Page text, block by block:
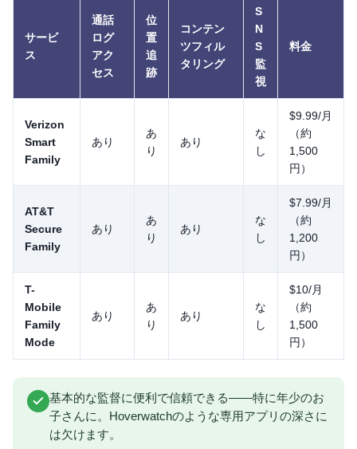
サービ
ス
通話
ログ
アク
セス
位
置
追
跡
コンテン
ツフィル
タリング
S
N
S
監
視
料金
Verizon
Smart
Family
あり
あ
り
あり
な
し
$9.99/月
（約
1,500
円）
AT&T
Secure
Family
あり
あ
り
あり
な
し
$7.99/月
（約
1,200
円）
T-
Mobile
Family
Mode
あり
あ
り
あり
な
し
$10/月
（約
1,500
円）
基本的な監督に便利で信頼できる——特に年少のお
子さんに。Hoverwatchのような専用アプリの深さに
は欠けます。